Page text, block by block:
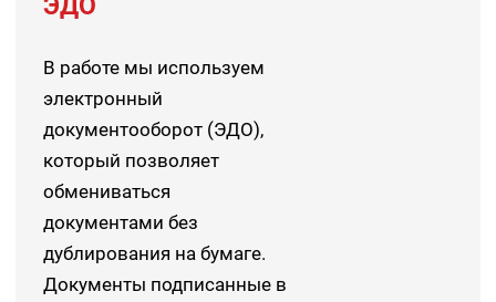
В работе мы используем
электронный
документооборот (ЭДО),
который позволяет
обмениваться
документами без
дублирования на бумаге.
Документы подписанные в